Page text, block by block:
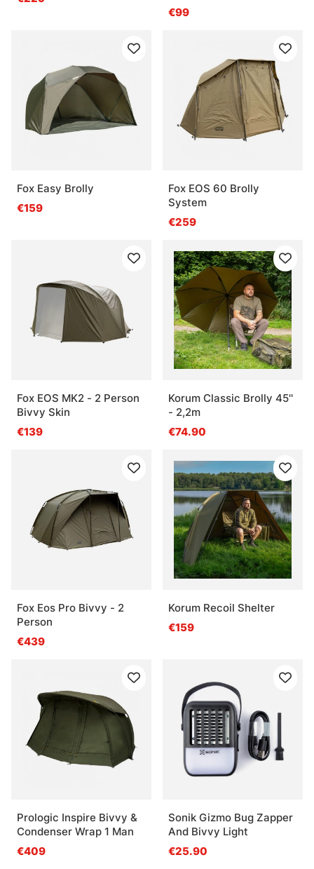
€99
Fox Easy Brolly
€159
Fox EOS 60 Brolly
System
€259
Fox EOS MK2 - 2 Person
Bivvy Skin
€139
Korum Classic Brolly 45''
- 2,2m
€74.90
Fox Eos Pro Bivvy - 2
Person
€439
Korum Recoil Shelter
€159
Prologic Inspire Bivvy &
Condenser Wrap 1 Man
€409
Sonik Gizmo Bug Zapper
And Bivvy Light
€25.90